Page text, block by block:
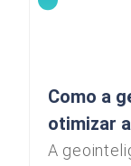
Como a
otimizar
A